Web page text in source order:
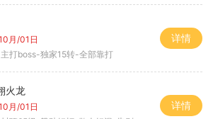
月/01日
主打boss-独家15转-全部靠打
详情
火龙
月/01日
详情